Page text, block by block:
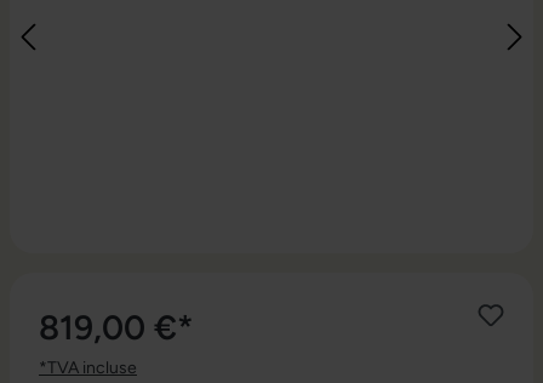
819,00 €*
*TVA incluse